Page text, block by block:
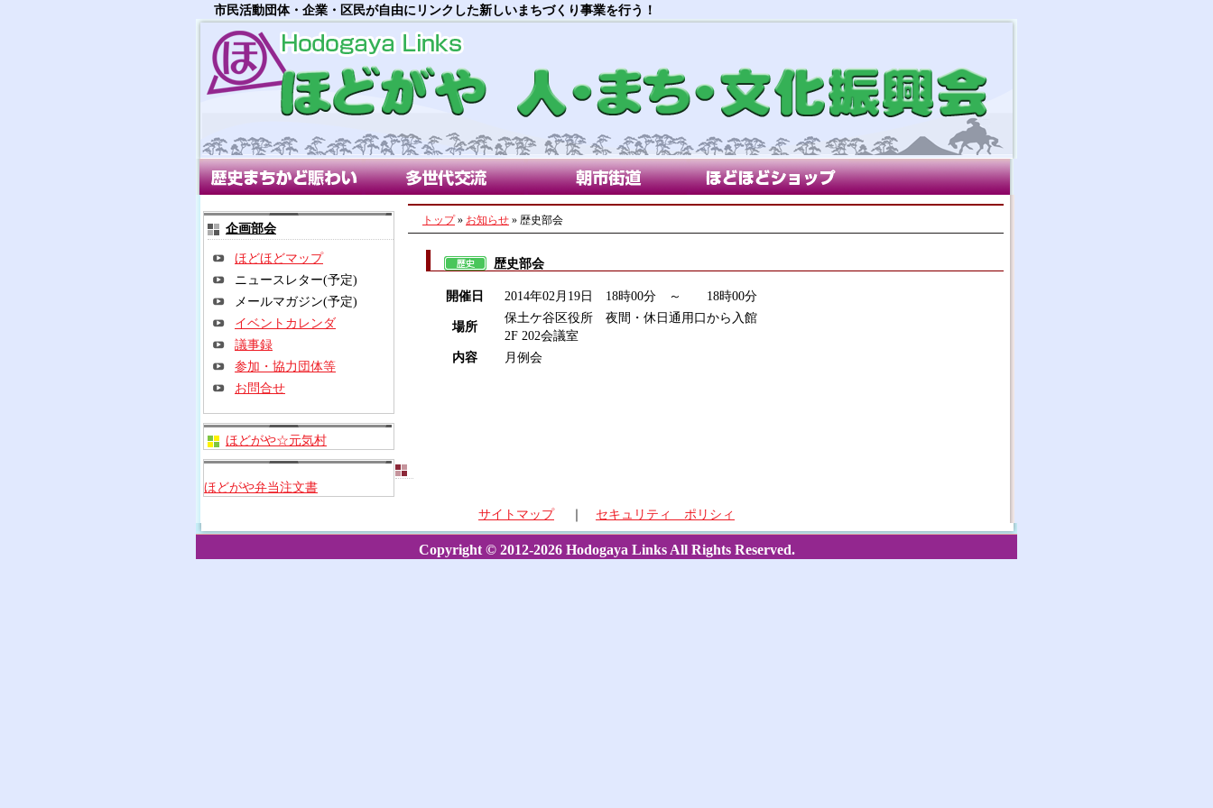
市民活動団体・企業・区民が自由にリンクした新しいまちづくり事業を行う！
多世代交流部会 朝市街道部会 ほどほどショップ
トップ» お知らせ » 歴史部会
歴史部会
開催日 2014年02月19日 18時00分 ～ 18時00分
場所
保土ケ谷区役所 夜間・休日通用口から入館
2F 202会議室
内容
月例会
企画部会
ほどほどマップ
ニュースレター(予定)
メールマガジン(予定)
イベントカレンダ
議事録
参加・協力団体等
お問合せ
ほどがや☆元気村
ほどがや弁当注文書
サイトマップ｜ セキュリティ ポリシィ
Copyright © 2012-2026 Hodogaya Links All Rights Reserved.